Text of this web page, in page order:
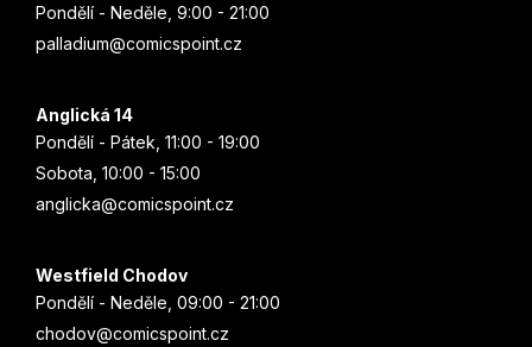
Pondělí - Neděle, 9:00 - 21:00
palladium@comicspoint.cz
Anglická 14
Pondělí - Pátek, 11:00 - 19:00
Sobota, 10:00 - 15:00
anglicka@comicspoint.cz
Westfield Chodov
Pondělí - Neděle, 09:00 - 21:00
chodov@comicspoint.cz